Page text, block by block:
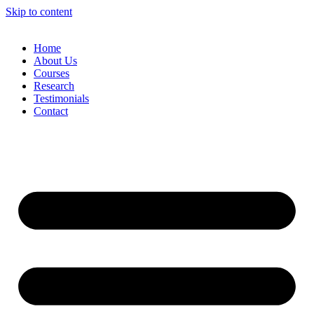
Skip to content
Home
About Us
Courses
Research
Testimonials
Contact